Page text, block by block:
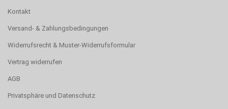
Kontakt
Versand- & Zahlungsbedingungen
Widerrufsrecht & Muster-Widerrufsformular
Vertrag widerrufen
AGB
Privatsphäre und Datenschutz